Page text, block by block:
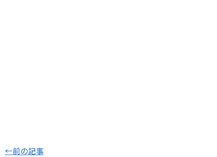
←前の記事